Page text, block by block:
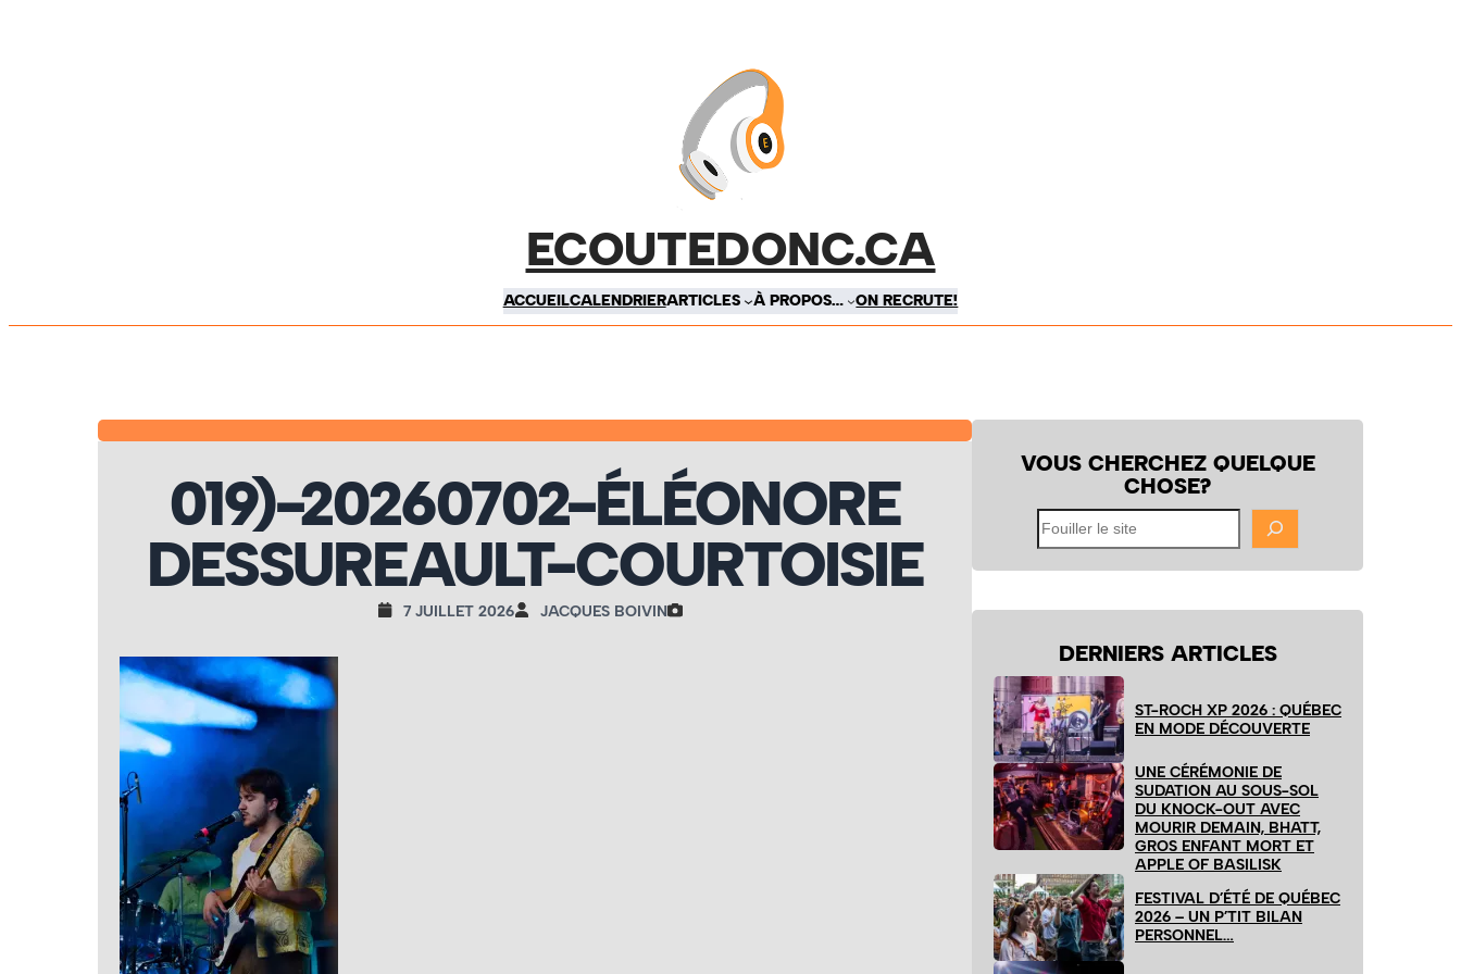
ECOUTEDONC.CA
ACCUEILCALENDRIERARTICLES À PROPOS… ON RECRUTE!
019)-20260702-ÉLÉONORE
DESSUREAULT-COURTOISIE
7 JUILLET 2026 JACQUES BOIVIN
VOUS CHERCHEZ QUELQUE
CHOSE?
Fouiller
le
site
DERNIERS ARTICLES
ST-ROCH XP 2026 : QUÉBEC
EN MODE DÉCOUVERTE
UNE CÉRÉMONIE DE
SUDATION AU SOUS-SOL
DU KNOCK-OUT AVEC
MOURIR DEMAIN, BHATT,
GROS ENFANT MORT ET
APPLE OF BASILISK
FESTIVAL D’ÉTÉ DE QUÉBEC
2026 – UN P’TIT BILAN
PERSONNEL…